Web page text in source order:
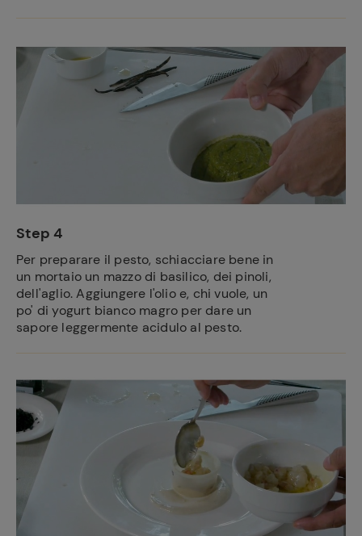
Step 4
Per preparare il pesto, schiacciare bene in
un mortaio un mazzo di basilico, dei pinoli,
dell'aglio. Aggiungere l'olio e, chi vuole, un
po' di yogurt bianco magro per dare un
sapore leggermente acidulo al pesto.